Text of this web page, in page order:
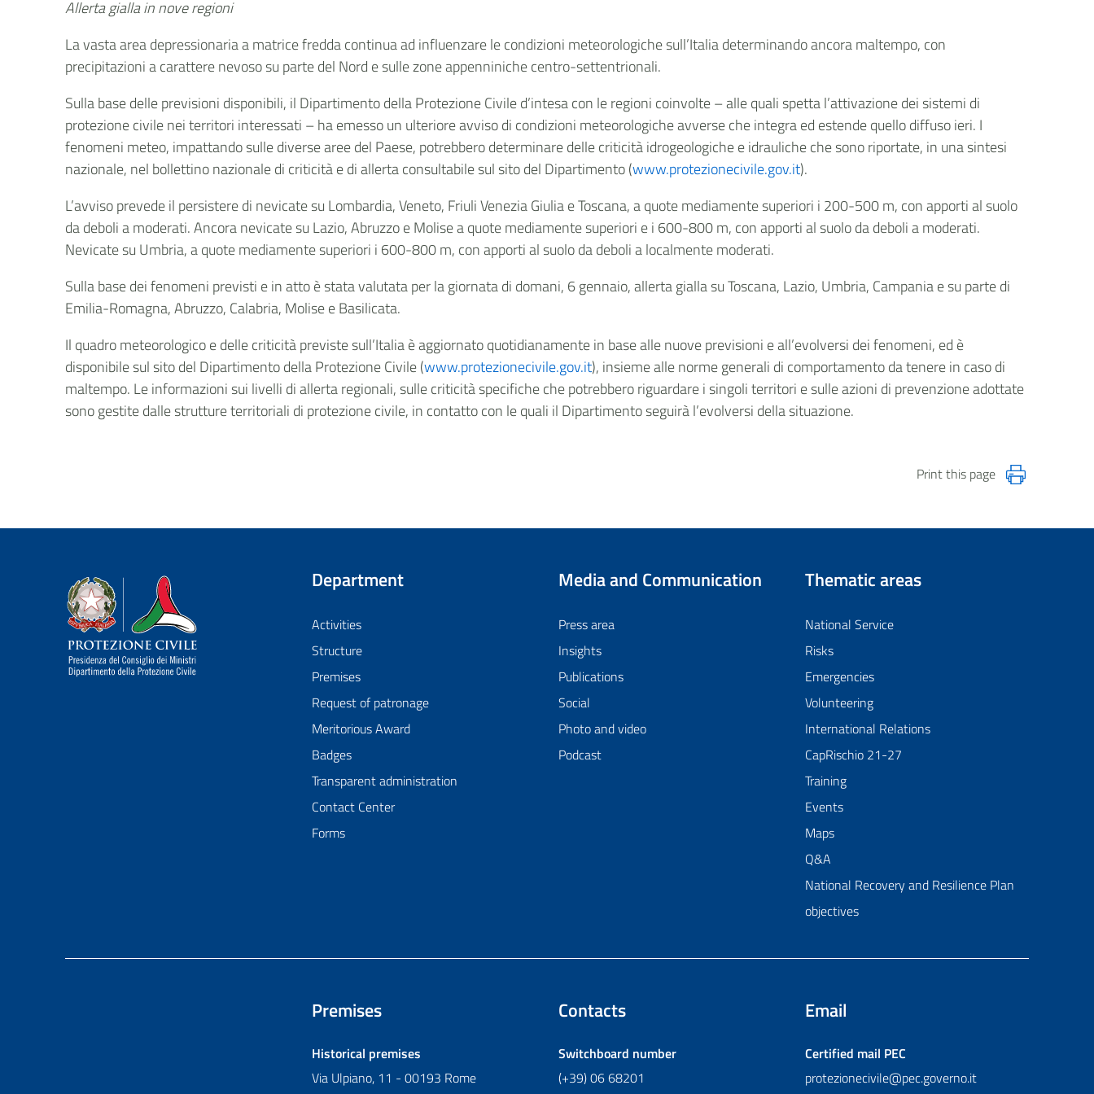
Allerta gialla in nove regioni
La vasta area depressionaria a matrice fredda continua ad influenzare le condizioni meteorologiche sull’Italia determinando ancora maltempo, con
precipitazioni a carattere nevoso su parte del Nord e sulle zone appenniniche centro-settentrionali.
Sulla base delle previsioni disponibili, il Dipartimento della Protezione Civile d’intesa con le regioni coinvolte – alle quali spetta l’attivazione dei sistemi di
protezione civile nei territori interessati – ha emesso un ulteriore avviso di condizioni meteorologiche avverse che integra ed estende quello diffuso ieri. I
fenomeni meteo, impattando sulle diverse aree del Paese, potrebbero determinare delle criticità idrogeologiche e idrauliche che sono riportate, in una sintesi
nazionale, nel bollettino nazionale di criticità e di allerta consultabile sul sito del Dipartimento (www.protezionecivile.gov.it).
L’avviso prevede il persistere di nevicate su Lombardia, Veneto, Friuli Venezia Giulia e Toscana, a quote mediamente superiori i 200-500 m, con apporti al suolo
da deboli a moderati. Ancora nevicate su Lazio, Abruzzo e Molise a quote mediamente superiori e i 600-800 m, con apporti al suolo da deboli a moderati.
Nevicate su Umbria, a quote mediamente superiori i 600-800 m, con apporti al suolo da deboli a localmente moderati.
Sulla base dei fenomeni previsti e in atto è stata valutata per la giornata di domani, 6 gennaio, allerta gialla su Toscana, Lazio, Umbria, Campania e su parte di
Emilia-Romagna, Abruzzo, Calabria, Molise e Basilicata.
Il quadro meteorologico e delle criticità previste sull’Italia è aggiornato quotidianamente in base alle nuove previsioni e all’evolversi dei fenomeni, ed è
disponibile sul sito del Dipartimento della Protezione Civile (www.protezionecivile.gov.it), insieme alle norme generali di comportamento da tenere in caso di
maltempo. Le informazioni sui livelli di allerta regionali, sulle criticità specifiche che potrebbero riguardare i singoli territori e sulle azioni di prevenzione adottate
sono gestite dalle strutture territoriali di protezione civile, in contatto con le quali il Dipartimento seguirà l’evolversi della situazione.
Print this page
Dipartimento della Protezione Civile
Department
Activities
Structure
Premises
Request of patronage
Meritorious Award
Badges
Transparent administration
Contact Center
Forms
Media and Communication
Press area
Insights
Publications
Social
Photo and video
Podcast
Thematic areas
National Service
Risks
Emergencies
Volunteering
International Relations
CapRischio 21-27
Training
Events
Maps
Q&A
National Recovery and Resilience Plan
objectives
Premises
Historical premises
Via Ulpiano, 11 - 00193 Rome
Contacts
Switchboard number
(+39) 06 68201
Email
Certified mail PEC
protezionecivile@pec.governo.it